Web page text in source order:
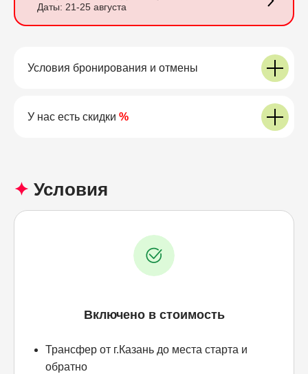
Даты: 21-25 августа
Условия бронирования и отмены
У нас есть скидки %
✦ Условия
Включено в стоимость
Трансфер от г.Казань до места старта и
обратно